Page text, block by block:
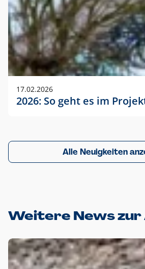
17.02.2026
2026: So geht es im
Alle Neuigkeiten
Weitere News zur